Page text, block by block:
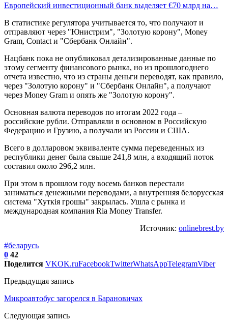
Европейский инвестиционный банк выделяет €70 млрд на…
В статистике регулятора учитывается то, что получают и
отправляют через "Юнистрим", "Золотую корону", Money
Gram, Contact и "Сбербанк Онлайн".
Нацбанк пока не опубликовал детализированные данные по
этому сегменту финансового рынка, но из прошлогоднего
отчета известно, что из страны деньги переводят, как правило,
через "Золотую корону" и "Сбербанк Онлайн", а получают
через Money Gram и опять же "Золотую корону".
Основная валюта переводов по итогам 2022 года –
российские рубли. Отправляли в основном в Российскую
Федерацию и Грузию, а получали из России и США.
Всего в долларовом эквиваленте сумма переведенных из
республики денег была свыше 241,8 млн, а входящий поток
составил около 296,2 млн.
При этом в прошлом году восемь банков перестали
заниматься денежными переводами, а внутренняя белорусская
система "Хуткія грошы" закрылась. Ушла с рынка и
международная компания Ria Money Transfer.
Источник: onlinebrest.by
#беларусь
0 42
Поделится VKOK.ruFacebookTwitterWhatsAppTelegramViber
Предыдущая запись
Микроавтобус загорелся в Барановичах
Следующая запись